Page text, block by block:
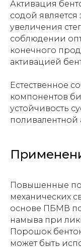
Активация
содой
увеличения
соблюдении
конечного
активацией
Естественное
компонентов
устойчивость
поливалентной
Повышенные
механических
основе ПБМВ
намыва при
Порошок
может быть